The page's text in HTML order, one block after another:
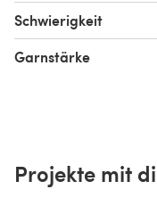
Schwierigkeit
Garnstärke
Projekte mit